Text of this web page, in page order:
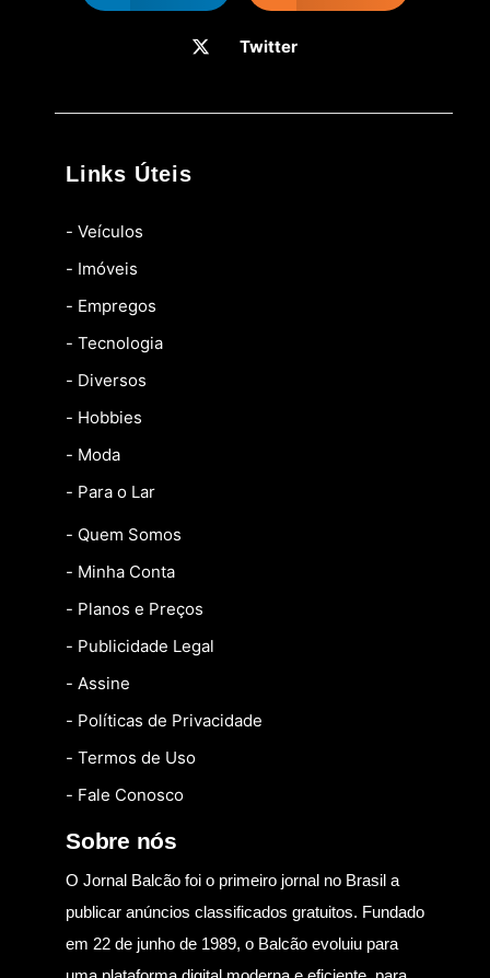
Twitter
Links Úteis
- Veículos
- Imóveis
- Empregos
- Tecnologia
- Diversos
- Hobbies
- Moda
- Para o Lar
- Quem Somos
- Minha Conta
- Planos e Preços
- Publicidade Legal
- Assine
- Políticas de Privacidade
- Termos de Uso
- Fale Conosco
Sobre nós
O Jornal Balcão foi o primeiro jornal no Brasil a
publicar anúncios classificados gratuitos. Fundado
em 22 de junho de 1989, o Balcão evoluiu para